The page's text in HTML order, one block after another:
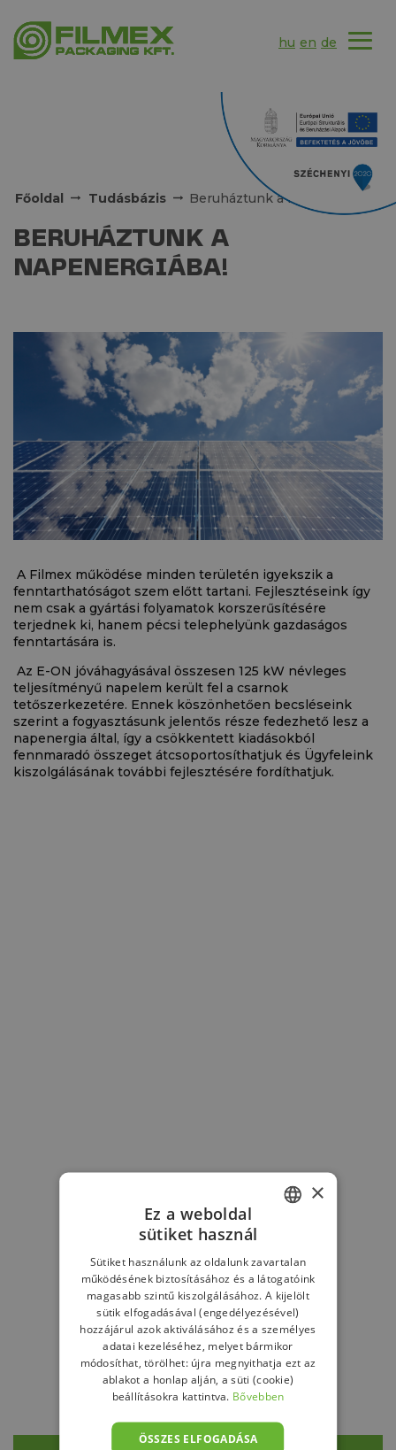
hu en de
Főoldal Tudásbázis Beruháztunk a napenergiába!
BERUHÁZTUNK A
NAPENERGIÁBA!
A Filmex működése minden területén igyekszik a
fenntarthatóságot szem előtt tartani. Fejlesztéseink így
nem csak a gyártási folyamatok korszerűsítésére
terjednek ki, hanem pécsi telephelyünk gazdaságos
fenntartására is.
Az E-ON jóváhagyásával összesen 125 kW névleges
teljesítményű napelem került fel a csarnok
tetőszerkezetére. Ennek köszönhetően becsléseink
szerint a fogyasztásunk jelentős része fedezhető lesz a
napenergia által, így a csökkentett kiadásokból
fennmaradó összeget átcsoportosíthatjuk és Ügyfeleink
kiszolgálásának további fejlesztésére fordíthatjuk.
HUNGARIAN
GERMAN
ENGLISH
×
Ez a weboldal
sütiket használ
Sütiket használunk az oldalunk zavartalan
működésének biztosításához és a látogatóink
magasabb szintű kiszolgálásához. A kijelölt
sütik elfogadásával (engedélyezésével)
hozzájárul azok aktiválásához és a személyes
adatai kezeléséhez, melyet bármikor
módosíthat, törölhet: újra megnyithatja ezt az
ablakot a honlap alján, a süti (cookie)
beállításokra kattintva. Bővebben
ÖSSZES ELFOGADÁSA